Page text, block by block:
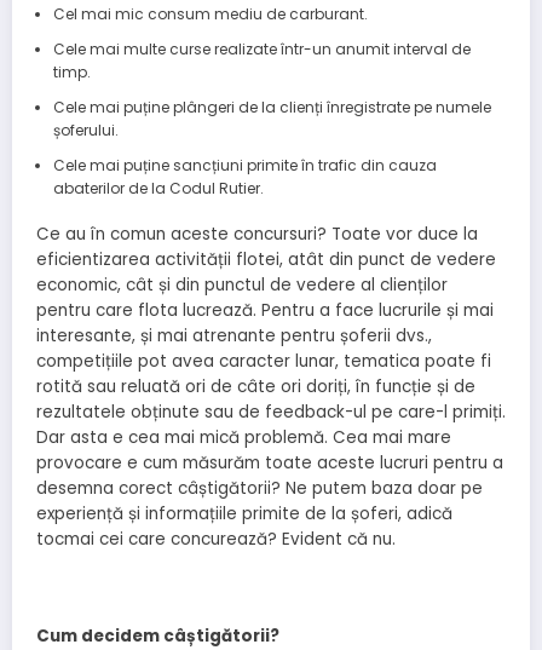
Cel mai mic consum mediu de carburant.
Cele mai multe curse realizate într-un anumit interval de
timp.
Cele mai puține plângeri de la clienți înregistrate pe numele
șoferului.
Cele mai puține sancțiuni primite în trafic din cauza
abaterilor de la Codul Rutier.
Ce au în comun aceste concursuri? Toate vor duce la
eficientizarea activității flotei, atât din punct de vedere
economic, cât și din punctul de vedere al clienților
pentru care flota lucrează. Pentru a face lucrurile și mai
interesante, și mai atrenante pentru șoferii dvs.,
competițiile pot avea caracter lunar, tematica poate fi
rotită sau reluată ori de câte ori doriți, în funcție și de
rezultatele obținute sau de feedback-ul pe care-l primiți.
Dar asta e cea mai mică problemă. Cea mai mare
provocare e cum măsurăm toate aceste lucruri pentru a
desemna corect câștigătorii? Ne putem baza doar pe
experiență și informațiile primite de la șoferi, adică
tocmai cei care concurează? Evident că nu.
Cum decidem câștigătorii?